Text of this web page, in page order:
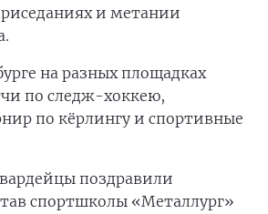
и метании
на разных площадках
по следж-хоккею,
по кёрлингу и спортивные
поздравили
спортшколы «Металлург»